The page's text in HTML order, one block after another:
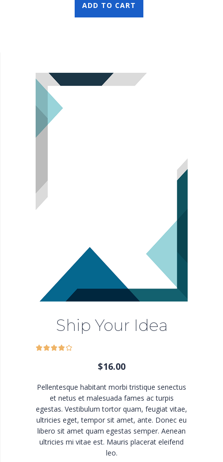
ADD TO CART
Ship Your Idea
$16.00
Pellentesque habitant morbi tristique senectus
et netus et malesuada fames ac turpis
egestas. Vestibulum tortor quam, feugiat vitae,
ultricies eget, tempor sit amet, ante. Donec eu
libero sit amet quam egestas semper. Aenean
ultricies mi vitae est. Mauris placerat eleifend
leo.